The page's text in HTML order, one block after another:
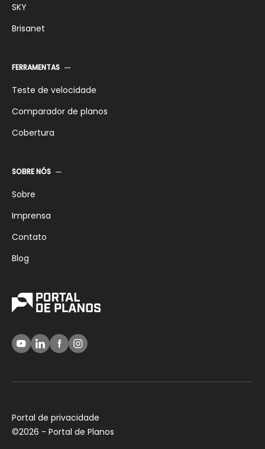
SKY
Brisanet
FERRAMENTAS
Teste de velocidade
Comparador de planos
Cobertura
SOBRE NÓS
Sobre
Imprensa
Contato
Blog
Portal de privacidade
©2026 - Portal de Planos